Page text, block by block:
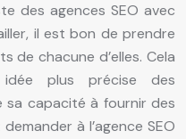
des agences SEO avec
il est bon de prendre
de chacune d’elles. Cela
plus précise des
sa capacité à fournir des
à l’agence SEO